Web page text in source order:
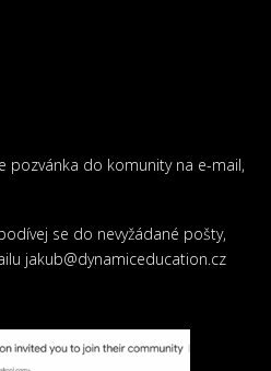
pozvánka do komunity na e-mail,
se do nevyžádané pošty,
jakub@dynamiceducation.cz